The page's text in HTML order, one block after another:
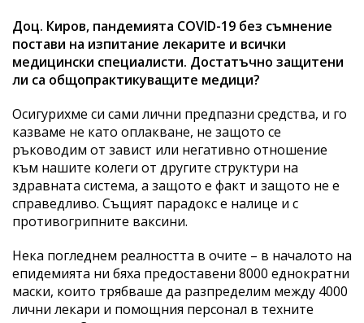
Доц. Киров, пандемията COVID-19 без съмнение
постави на изпитание лекарите и всички
медицински специалисти. Достатъчно защитени
ли са общопрактикуващите медици?
Осигурихме си сами лични предпазни средства, и го
казваме не като оплакване, не защото се
ръководим от завист или негативно отношение
към нашите колеги от другите структури на
здравната система, а защото е факт и защото не е
справедливо. Същият парадокс е налице и с
противогрипните ваксини.
Нека погледнем реалността в очите – в началото на
епидемията ни бяха предоставени 8000 еднократни
маски, които трябваше да разпределим между 4000
лични лекари и помощния персонал в техните